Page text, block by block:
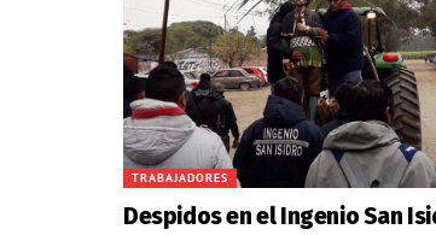
TRABAJADORES
Despidos en el Ingenio San